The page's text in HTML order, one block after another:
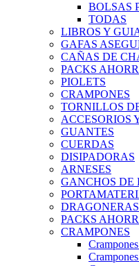
BOLSAS
TODAS
LIBROS Y
GAFAS
CAÑAS DE
PACKS
PIOLETS
CRAMPONES
TORNILLOS
ACCESORIOS
GUANTES
CUERDAS
DISIPADORAS
ARNESES
GANCHOS DE
DRAGONERAS
PACKS
CRAMPONES